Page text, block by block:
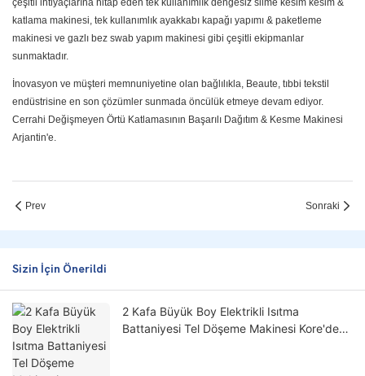
çeşitli ihtiyaçlarına hitap eden tek kullanımlık dengesiz silme kesim kesim &
katlama makinesi, tek kullanımlık ayakkabı kapağı yapımı & paketleme
makinesi ve gazlı bez swab yapım makinesi gibi çeşitli ekipmanlar
sunmaktadır.
İnovasyon ve müşteri memnuniyetine olan bağlılıkla, Beaute, tıbbi tekstil
endüstrisine en son çözümler sunmada öncülük etmeye devam ediyor.
Cerrahi Değişmeyen Örtü Katlamasının Başarılı Dağıtım & Kesme Makinesi
Arjantin'e.
Prev Sonraki
Sizin İçin Önerildi
2 Kafa Büyük Boy Elektrikli Isıtma
Battaniyesi Tel Döşeme Makinesi Kore'de